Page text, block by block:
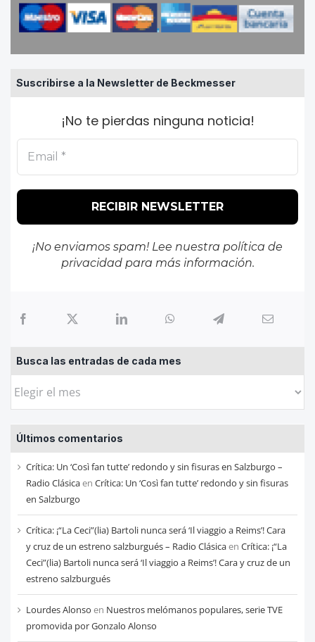
Suscribirse a la Newsletter de Beckmesser
¡No te pierdas ninguna noticia!
¡No enviamos spam! Lee nuestra política de
privacidadpara más información.
Busca las entradas de cada mes
Busca
entradas
de
cada
mes
Últimos comentarios
Crítica: Un ‘Così fan tutte’ redondo y sin fisuras en Salzburgo –
Radio Clásicaen Crítica: Un ‘Così fan tutte’ redondo y sin fisuras
en Salzburgo
Crítica: ¡“La Ceci”(lia) Bartoli nunca será ‘Il viaggio a Reims’! Cara
y cruz de un estreno salzburgués – Radio Clásicaen Crítica: ¡“La
Ceci”(lia) Bartoli nunca será ‘Il viaggio a Reims’! Cara y cruz de un
estreno salzburgués
Lourdes Alonso en Nuestros melómanos populares, serie TVE
promovida por Gonzalo Alonso